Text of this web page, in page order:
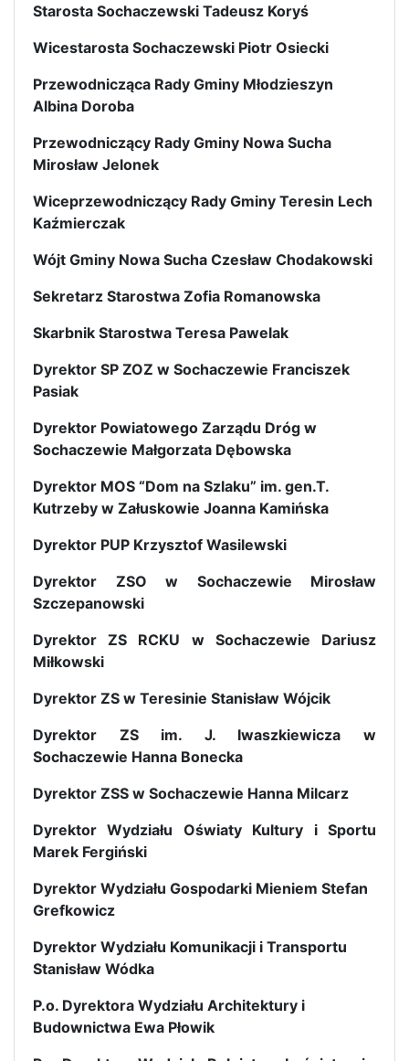
Starosta Sochaczewski Tadeusz Koryś
Wicestarosta Sochaczewski Piotr Osiecki
Przewodnicząca Rady Gminy Młodzieszyn
Albina Doroba
Przewodniczący Rady Gminy Nowa Sucha
Mirosław Jelonek
Wiceprzewodniczący Rady Gminy Teresin Lech
Kaźmierczak
Wójt Gminy Nowa Sucha Czesław Chodakowski
Sekretarz Starostwa Zofia Romanowska
Skarbnik Starostwa Teresa Pawelak
Dyrektor SP ZOZ w Sochaczewie Franciszek
Pasiak
Dyrektor Powiatowego Zarządu Dróg w
Sochaczewie Małgorzata Dębowska
Dyrektor MOS “Dom na Szlaku” im. gen.T.
Kutrzeby w Załuskowie Joanna Kamińska
Dyrektor PUP Krzysztof Wasilewski
Dyrektor ZSO w Sochaczewie Mirosław
Szczepanowski
Dyrektor ZS RCKU w Sochaczewie Dariusz
Miłkowski
Dyrektor ZS w Teresinie Stanisław Wójcik
Dyrektor ZS im. J. Iwaszkiewicza w
Sochaczewie Hanna Bonecka
Dyrektor ZSS w Sochaczewie Hanna Milcarz
Dyrektor Wydziału Oświaty Kultury i Sportu
Marek Fergiński
Dyrektor Wydziału Gospodarki Mieniem Stefan
Grefkowicz
Dyrektor Wydziału Komunikacji i Transportu
Stanisław Wódka
P.o. Dyrektora Wydziału Architektury i
Budownictwa Ewa Płowik